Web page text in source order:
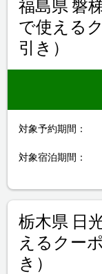
対象予約期間：
対象宿泊期間：
福島県 磐
で使える
引き）
栃木県 日
えるクー
き）